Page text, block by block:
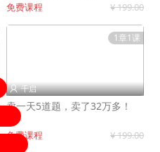
免费课程 ¥ 199.00
1章1课
 千启
卖一天5道题，卖了32万多！
免费课程 ¥ 199.00